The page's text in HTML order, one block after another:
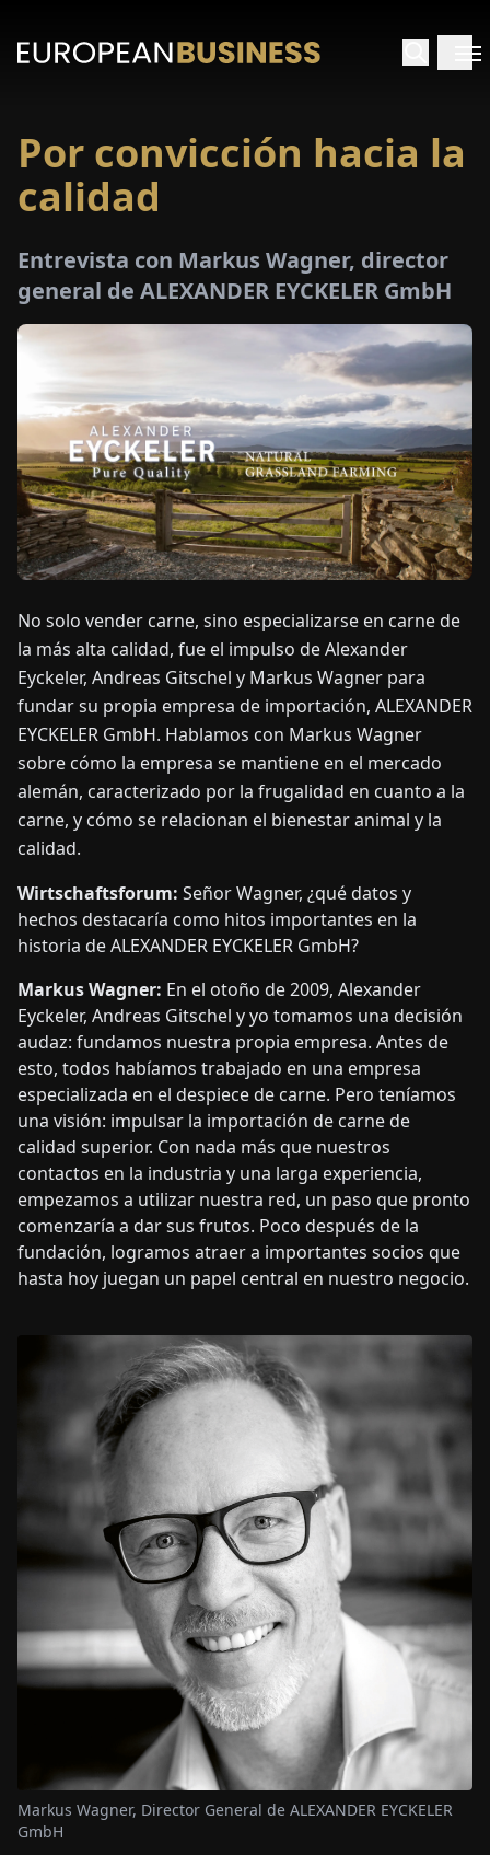
PAPEL
ENDEFRESITNLPL HU
CONTÁCTENOS
Por convicción hacia la
calidad
Entrevista con Markus Wagner, director
general de ALEXANDER EYCKELER GmbH
No solo vender carne, sino especializarse en carne de
la más alta calidad, fue el impulso de Alexander
Eyckeler, Andreas Gitschel y Markus Wagner para
fundar su propia empresa de importación, ALEXANDER
EYCKELER GmbH. Hablamos con Markus Wagner
sobre cómo la empresa se mantiene en el mercado
alemán, caracterizado por la frugalidad en cuanto a la
carne, y cómo se relacionan el bienestar animal y la
calidad.
Wirtschaftsforum: Señor Wagner, ¿qué datos y
hechos destacaría como hitos importantes en la
historia de ALEXANDER EYCKELER GmbH?
Markus Wagner: En el otoño de 2009, Alexander
Eyckeler, Andreas Gitschel y yo tomamos una decisión
audaz: fundamos nuestra propia empresa. Antes de
esto, todos habíamos trabajado en una empresa
especializada en el despiece de carne. Pero teníamos
una visión: impulsar la importación de carne de
calidad superior. Con nada más que nuestros
contactos en la industria y una larga experiencia,
empezamos a utilizar nuestra red, un paso que pronto
comenzaría a dar sus frutos. Poco después de la
fundación, logramos atraer a importantes socios que
hasta hoy juegan un papel central en nuestro negocio.
Markus Wagner, Director General de ALEXANDER EYCKELER
GmbH